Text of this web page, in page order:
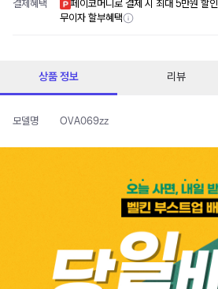
결제혜택
페이코머니로 결제 시 최대 5만원 할인
무이자 할부혜택
상품 정보 리뷰
모델명 OVA069zz